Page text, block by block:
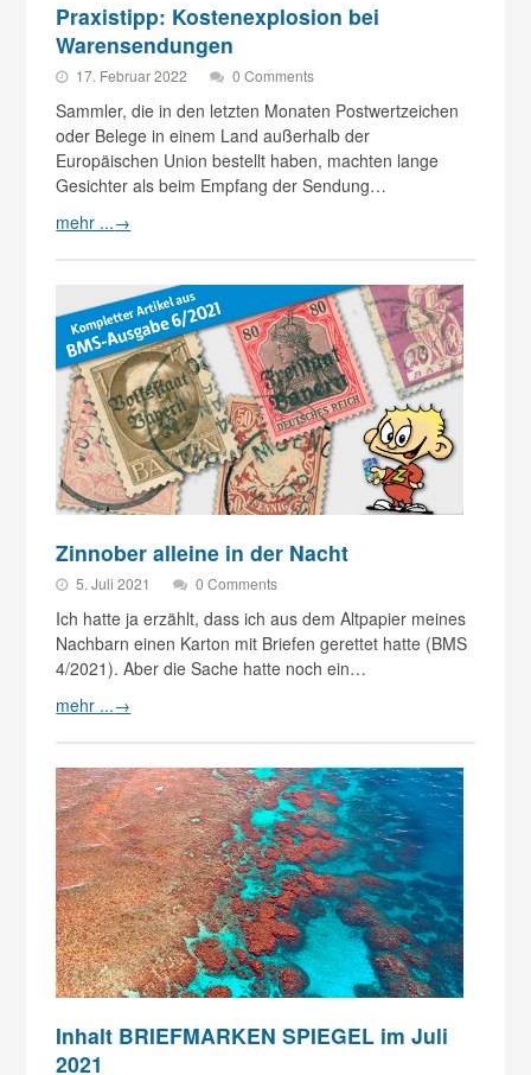
Praxistipp: Kostenexplosion bei
Warensendungen
17. Februar 2022 0 Comments
Sammler, die in den letzten Monaten Postwertzeichen
oder Belege in einem Land außerhalb der
Europäischen Union bestellt haben, machten lange
Gesichter als beim Empfang der Sendung…
mehr ...→
Zinnober alleine in der Nacht
5. Juli 2021 0 Comments
Ich hatte ja erzählt, dass ich aus dem Altpapier meines
Nachbarn einen Karton mit Briefen gerettet hatte (BMS
4/2021). Aber die Sache hatte noch ein…
mehr ...→
Inhalt BRIEFMARKEN SPIEGEL im Juli
2021